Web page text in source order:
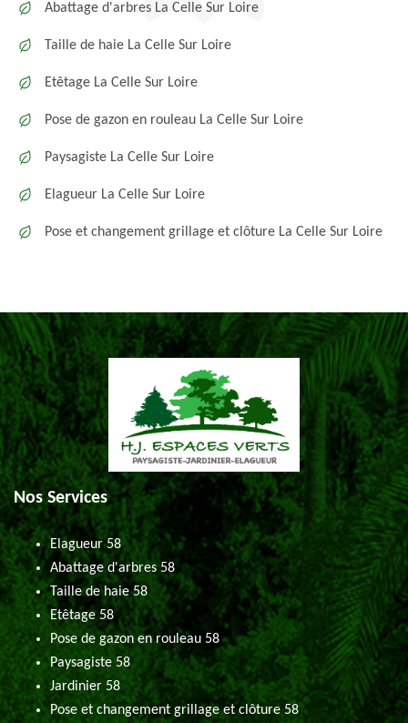
Abattage d'arbres La Celle Sur Loire
Taille de haie La Celle Sur Loire
Etêtage La Celle Sur Loire
Pose de gazon en rouleau La Celle Sur Loire
Paysagiste La Celle Sur Loire
Elagueur La Celle Sur Loire
Pose et changement grillage et clôture La Celle Sur Loire
Nos Services
Elagueur 58
Abattage d'arbres 58
Taille de haie 58
Etêtage 58
Pose de gazon en rouleau 58
Paysagiste 58
Jardinier 58
Pose et changement grillage et clôture 58